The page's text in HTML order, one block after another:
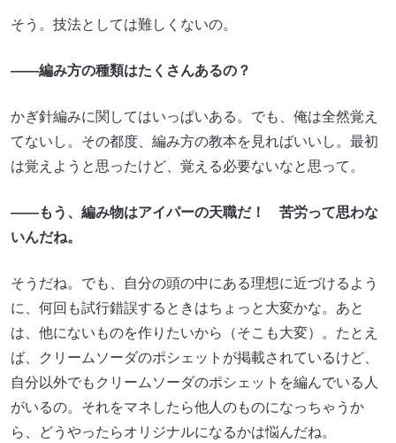
そう。技法としては難しくないの。
――編み方の種類はたくさんあるの？
かぎ針編みに関してはいっぱいある。でも、俺は全然覚え
てないし。その都度、編み方の教本を見ればいいし。最初
は覚えようと思ったけど、覚える必要ないなと思って。
――もう、編み物はアイパーの天職だ！ 苦労って思わな
いんだね。
そうだね。でも、自分の頭の中にある理想に近づけるよう
に、何回も試行錯誤するときはちょっと大変かな。あと
は、他にないものを作りたいから（そこも大変）。たとえ
ば、クリームソーダのポシェットが掲載されているけど、
自分以外でもクリームソーダのポシェットを編んでいる人
がいるの。それをマネしたら他人のものになっちゃうか
ら、どうやったらオリジナルになるかは悩んだね。